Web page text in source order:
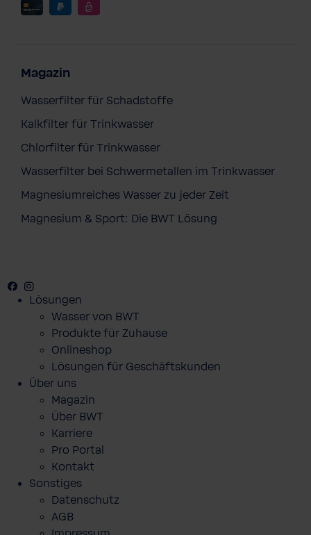
Magazin
Wasserfilter für Schadstoffe
Kalkfilter für Trinkwasser
Chlorfilter für Trinkwasser
Wasserfilter bei Schwermetallen im Trinkwasser
Magnesiumreiches Wasser zu jeder Zeit
Magnesium & Sport: Die BWT Lösung
Facebook
Youtube
Lösungen
Wasser von BWT
Produkte für Zuhause
Onlineshop
Lösungen für Geschäftskunden
Über uns
Magazin
Über BWT
Karriere
Pro Portal
Kontakt
Sonstiges
Datenschutz
AGB